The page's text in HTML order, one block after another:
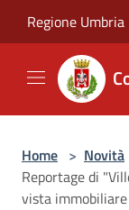
Regione Umbria
Home > Novità
Reportage di
vista